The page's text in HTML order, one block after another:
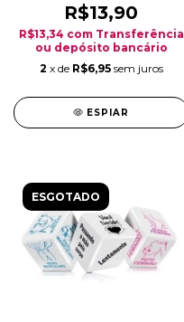
R$13,90
R$13,34 com Transferência
ou depósito bancário
2 x de R$6,95 sem juros
ESPIAR
ESGOTADO